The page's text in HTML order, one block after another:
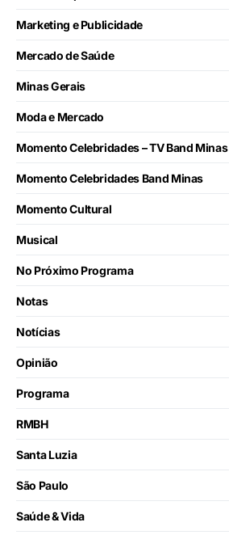
Marketing e Publicidade
Mercado de Saúde
Minas Gerais
Moda e Mercado
Momento Celebridades – TV Band Minas
Momento Celebridades Band Minas
Momento Cultural
Musical
No Próximo Programa
Notas
Notícias
Opinião
Programa
RMBH
Santa Luzia
São Paulo
Saúde & Vida